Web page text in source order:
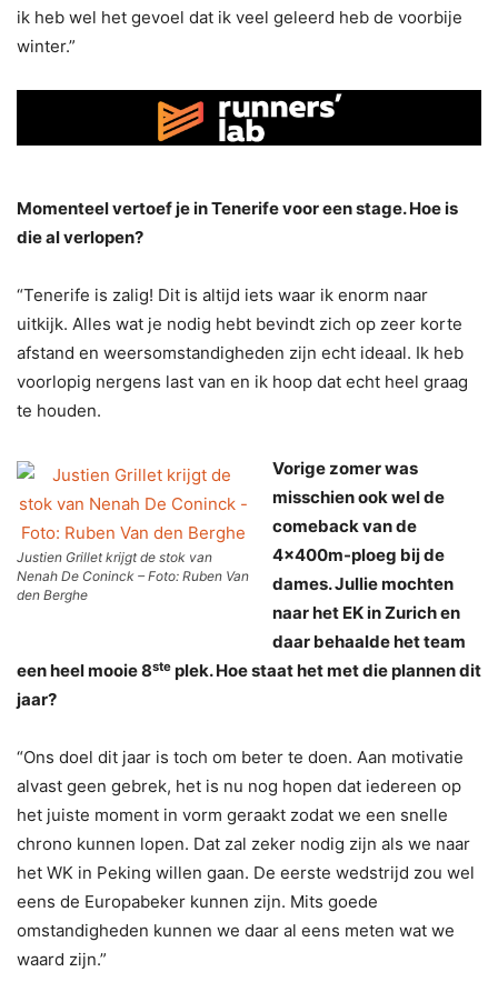
ik heb wel het gevoel dat ik veel geleerd heb de voorbije
winter.”
Momenteel vertoef je in Tenerife voor een stage. Hoe is
die al verlopen?
“Tenerife is zalig! Dit is altijd iets waar ik enorm naar
uitkijk. Alles wat je nodig hebt bevindt zich op zeer korte
afstand en weersomstandigheden zijn echt ideaal. Ik heb
voorlopig nergens last van en ik hoop dat echt heel graag
te houden.
Justien Grillet krijgt de stok van
Nenah De Coninck – Foto: Ruben Van
den Berghe
Vorige zomer was
misschien ook wel de
comeback van de
4x400m-ploeg bij de
dames. Jullie mochten
naar het EK in Zurich en
daar behaalde het team
een heel mooie 8ste plek. Hoe staat het met die plannen dit
jaar?
“Ons doel dit jaar is toch om beter te doen. Aan motivatie
alvast geen gebrek, het is nu nog hopen dat iedereen op
het juiste moment in vorm geraakt zodat we een snelle
chrono kunnen lopen. Dat zal zeker nodig zijn als we naar
het WK in Peking willen gaan. De eerste wedstrijd zou wel
eens de Europabeker kunnen zijn. Mits goede
omstandigheden kunnen we daar al eens meten wat we
waard zijn.”